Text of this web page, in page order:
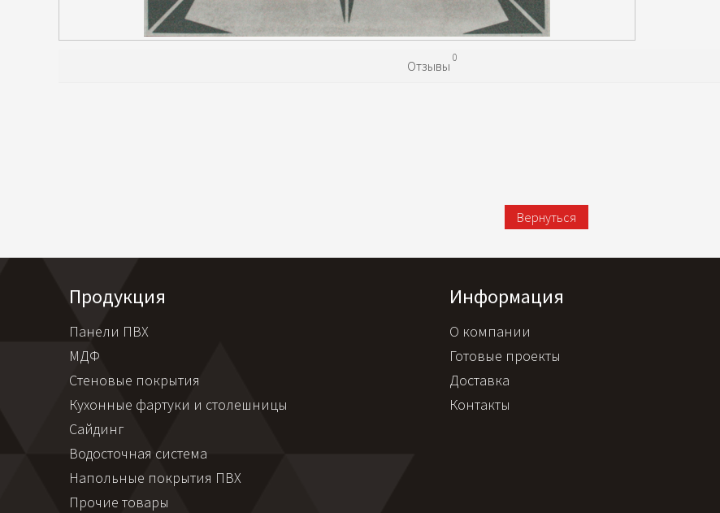
Отзывы
0
Вернуться
Продукция
Панели ПВХ
МДФ
Стеновые покрытия
Кухонные фартуки и столешницы
Сайдинг
Водосточная система
Напольные покрытия ПВХ
Прочие товары
Информация
О компании
Готовые проекты
Доставка
Контакты